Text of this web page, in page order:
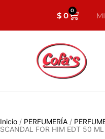
$0 0
Inicio / PERFUMERÍA /
SCANDAL FOR HIM EDT 50 ML